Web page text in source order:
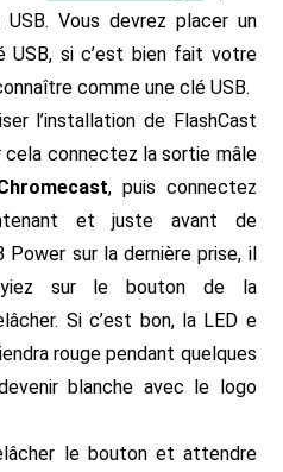
Vous devrez placer un
USB, si c’est bien fait votre
comme une clé USB.
l’installation de FlashCast
cela connectez la sortie mâle
, puis connectez
et juste avant de
sur la dernière prise, il
sur le bouton de la
Si c’est bon, la LED e
rouge pendant quelques
blanche avec le logo
le bouton et attendre